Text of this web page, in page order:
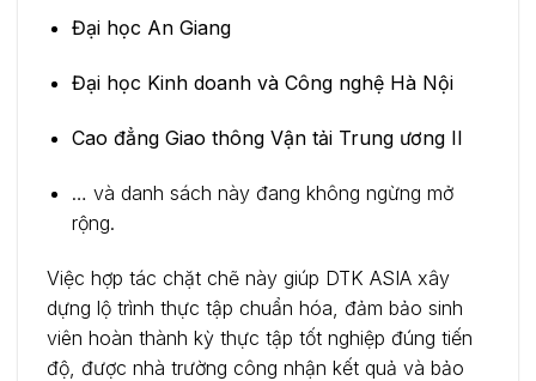
Đại học An Giang
Đại học Kinh doanh và Công nghệ Hà Nội
Cao đẳng Giao thông Vận tải Trung ương II
… và danh sách này đang không ngừng mở
rộng.
Việc hợp tác chặt chẽ này giúp DTK ASIA xây
dựng lộ trình thực tập chuẩn hóa, đảm bảo sinh
viên hoàn thành kỳ thực tập tốt nghiệp đúng tiến
độ, được nhà trường công nhận kết quả và bảo